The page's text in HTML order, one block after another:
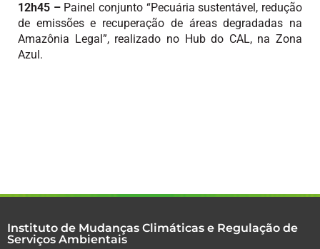
12h45 –Painel conjunto “Pecuária sustentável, redução
de emissões e recuperação de áreas degradadas na
Amazônia Legal”, realizado no Hub do CAL, na Zona
Azul.
Instituto de Mudanças Climáticas e Regulação de
Serviços Ambientais